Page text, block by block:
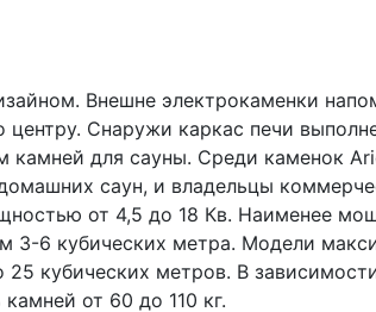
Внешне электрокаменки
Снаружи каркас печи
камней для сауны. Среди каменок
саун, и владельцы
от 4,5 до 18 Кв. Наименее
3-6 кубических метра. Модели
кубических метров. В
от 60 до 110 кг.